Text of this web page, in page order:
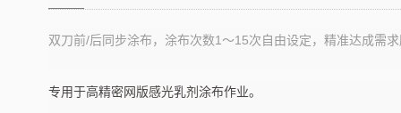
双刀前/后同步涂布，涂布次数1〜15次自由设定，精准达成需
专用于高精密网版感光乳剂涂布作业。
AT-